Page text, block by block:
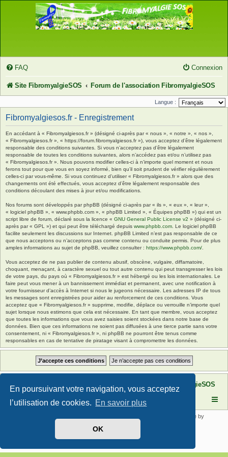
En poursuivant votre navigation, vous acceptez
l’utilisation de cookies. En savoir plus
OK
FAQ Connexion
Site FibromyalgieSOS Forum de l'association FibromyalgieSOS
Langue :
Fibromyalgiesos.fr - Enregistrement
En accédant à « Fibromyalgiesos.fr » (désigné ci-après par « nous », « notre », « nos »,
« Fibromyalgiesos.fr », « https://forum.fibromyalgiesos.fr »), vous acceptez d’être légalement
responsable des conditions suivantes. Si vous n’acceptez pas d’être légalement
responsable de toutes les conditions suivantes, alors n’accédez pas et/ou n’utilisez pas
« Fibromyalgiesos.fr ». Nous pouvons modifier celles-ci à n’importe quel moment et nous
ferons tout pour que vous en soyez informé, bien qu’il soit prudent de vérifier régulièrement
celles-ci par vous-même. Si vous continuez d’utiliser « Fibromyalgiesos.fr » alors que des
changements ont été effectués, vous acceptez d’être légalement responsable des
conditions découlant des mises à jour et/ou modifications.
Nos forums sont développés par phpBB (désigné ci-après par « ils », « eux », « leur »,
« logiciel phpBB », « www.phpbb.com », « phpBB Limited », « Équipes phpBB ») qui est un
script libre de forum, déclaré sous la licence « GNU General Public License v2 » (désigné ci-
après par « GPL ») et qui peut être téléchargé depuis www.phpbb.com . Le logiciel phpBB
facilite seulement les discussions sur Internet. phpBB Limited n’est pas responsable de ce
que nous acceptons ou n’acceptons pas comme contenu ou conduite permis. Pour de plus
amples informations au sujet de phpBB, veuillez consulter : https://www.phpbb.com/
Vous acceptez de ne pas publier de contenu abusif, obscène, vulgaire, diffamatoire,
choquant, menaçant, à caractère sexuel ou tout autre contenu qui peut transgresser les lois
de votre pays, du pays où « Fibromyalgiesos.fr » est hébergé ou les lois internationales. Le
faire peut vous mener à un bannissement immédiat et permanent, avec une notification à
votre fournisseur d’accès à Internet si nous le jugeons nécessaire. Les adresses IP de tous
les messages sont enregistrées pour aider au renforcement de ces conditions. Vous
acceptez que « Fibromyalgiesos.fr » supprime, modifie, déplace ou verrouille n’importe quel
sujet lorsque nous estimons que cela est nécessaire. En tant que membre, vous acceptez
que toutes les informations que vous avez saisies soient stockées dans notre base de
données. Bien que ces informations ne soient pas diffusées à une tierce partie sans votre
consentement, ni « Fibromyalgiesos.fr », ni phpBB ne pourront être tenus comme
responsables en cas de tentative de piratage visant à compromettre les données.
Site FibromyalgieSOS Forum de l'association FibromyalgieSOS
® Forum Software © phpBB Limited | SE Square by
Traduit par